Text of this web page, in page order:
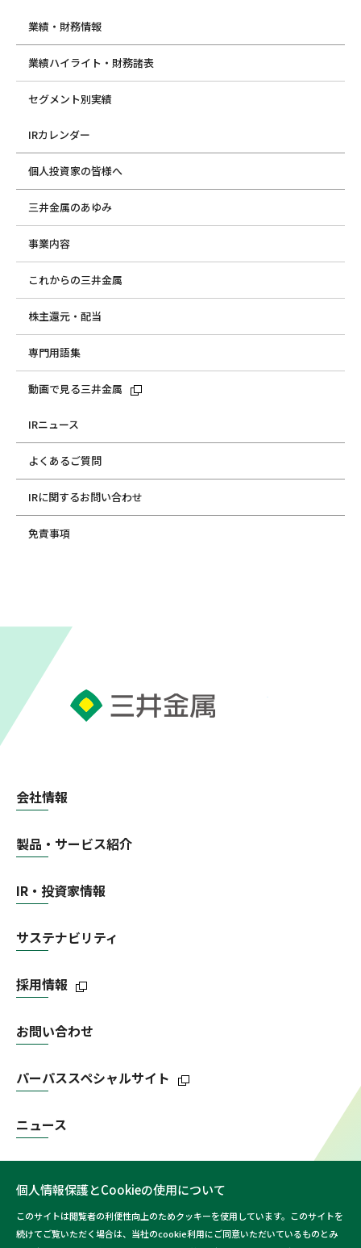
業績・財務情報
業績ハイライト・財務諸表
セグメント別実績
IRカレンダー
個人投資家の皆様へ
三井金属のあゆみ
事業内容
これからの三井金属
株主還元・配当
専門用語集
動画で見る三井金属
IRニュース
よくあるご質問
IRに関するお問い合わせ
免責事項
個人情報保護とCookieの使用について
このサイトは閲覧者の利便性向上のためクッキーを使用しています。このサイトを
続けてご覧いただく場合は、当社のcookie利用にご同意いただいているものとみ
会社情報
製品・サービス紹介
IR・投資家情報
サステナビリティ
採用情報
お問い合わせ
パーパススペシャルサイト
ニュース